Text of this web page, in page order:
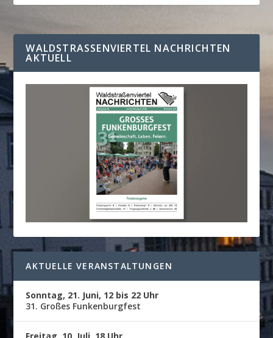
WALDSTRASSENVIERTEL NACHRICHTEN A
KTUELL
AKTUELLE VERANSTALTUNGEN
Sonntag, 21. Juni, 12 bis 22 Uhr
31. Großes Funkenburgfest